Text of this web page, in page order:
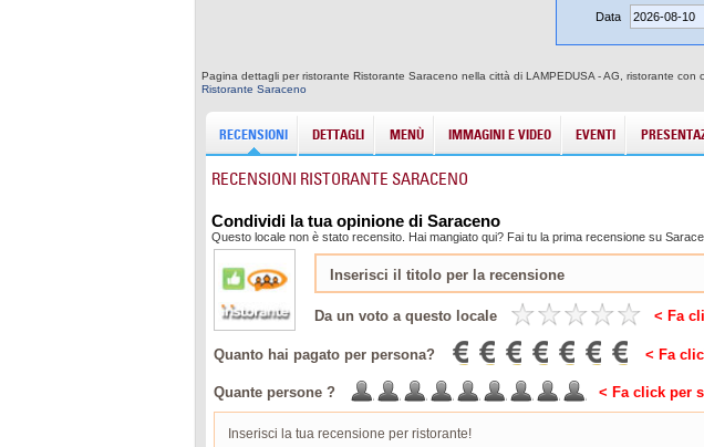
Data
Pagina dettagli per ristorante Ristorante Saraceno nella città di LAMPEDUSA - AG, ristorante
Ristorante Saraceno
RECENSIONI DETTAGLI MENÙ IMMAGINI E VIDEO EVENTI
RECENSIONI RISTORANTE SARACENO
Condividi la tua opinione di Saraceno
Questo locale non è stato recensito. Hai mangiato qui? Fai tu la prima recensione su
Da un voto a questo locale < Fa
Quanto hai pagato per persona? < Fa
Quante persone ? < Fa click per